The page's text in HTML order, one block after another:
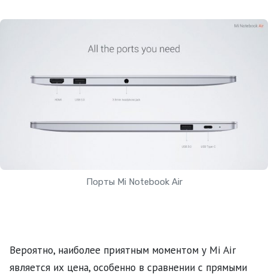
Порты Mi Notebook Air
Вероятно, наиболее приятным моментом у Mi Air
является их цена, особенно в сравнении с прямыми